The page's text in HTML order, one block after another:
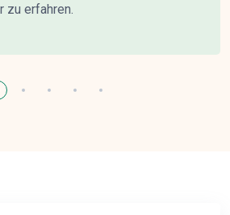
zu erfahren.